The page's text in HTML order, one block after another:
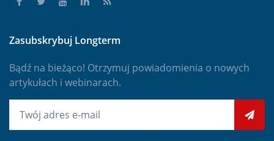
Zasubskrybuj Longterm
Bądź na bieżąco! Otrzymuj powiadomienia o nowych
artykułach i webinarach.